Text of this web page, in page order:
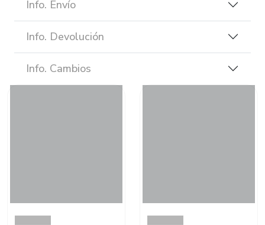
Info. Envío
Info. Devolución
Info. Cambios